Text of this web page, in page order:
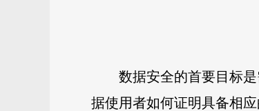
数据安全的首要目标
据使用者如何证明具备相